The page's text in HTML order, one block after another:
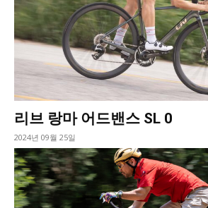
리브 랑마 어드밴스 SL 0
2024년 09월 25일